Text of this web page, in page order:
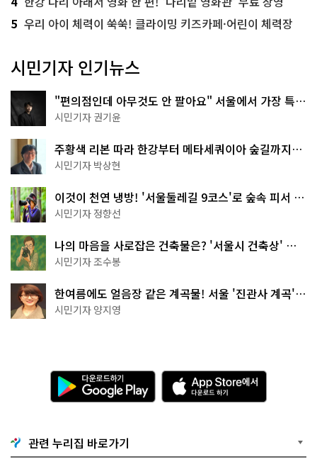
5 우리 아이 체력이 쑥쑥! 클라이밍 키즈카페·어린이 체력장
시민기자 인기뉴스
"편의점인데 아무것도 안 팔아요" 서울에서 가장 특별
한 편의점의 정체
시민기자 권기윤
주황색 리본 따라 한강부터 메타세쿼이아 숲길까지…
서울둘레길 15코스
시민기자 박상현
이것이 천연 냉방! '서울둘레길 9코스'로 숲속 피서 떠
나볼까
시민기자 정향선
나의 마음을 사로잡은 건축물은? '서울시 건축상' 수
상작 공개!
시민기자 조수봉
한여름에도 얼음장 같은 계곡물! 서울 '진관사 계곡'이
천국이네~
시민기자 양지영
다
운
로
기
G
o
A
p
p
e
관련 누리집 바로가기